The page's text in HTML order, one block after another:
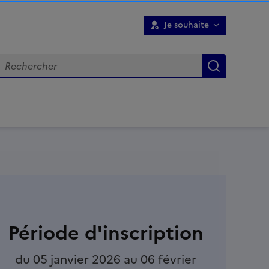
Je souhaite
Période d'inscription
du 05 janvier 2026 au 06 février